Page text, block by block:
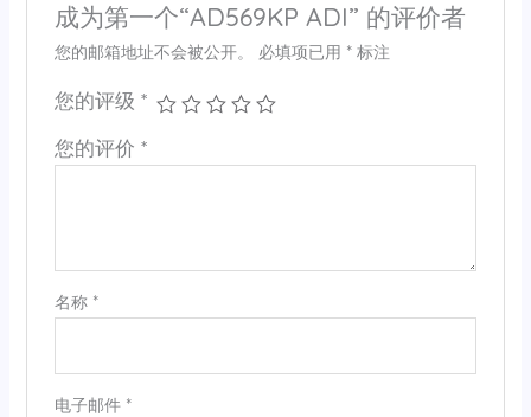
成为第一个“AD569KP ADI” 的评价者
您的邮箱地址不会被公开。 必填项已用 *标注
您的评级 *
您的评价 *
名称 *
电子邮件 *